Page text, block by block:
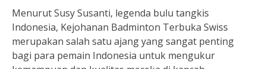
Menurut Susy Susanti, legenda bulu tangkis
Indonesia, Kejohanan Badminton Terbuka Swiss
merupakan salah satu ajang yang sangat penting
bagi para pemain Indonesia untuk mengukur